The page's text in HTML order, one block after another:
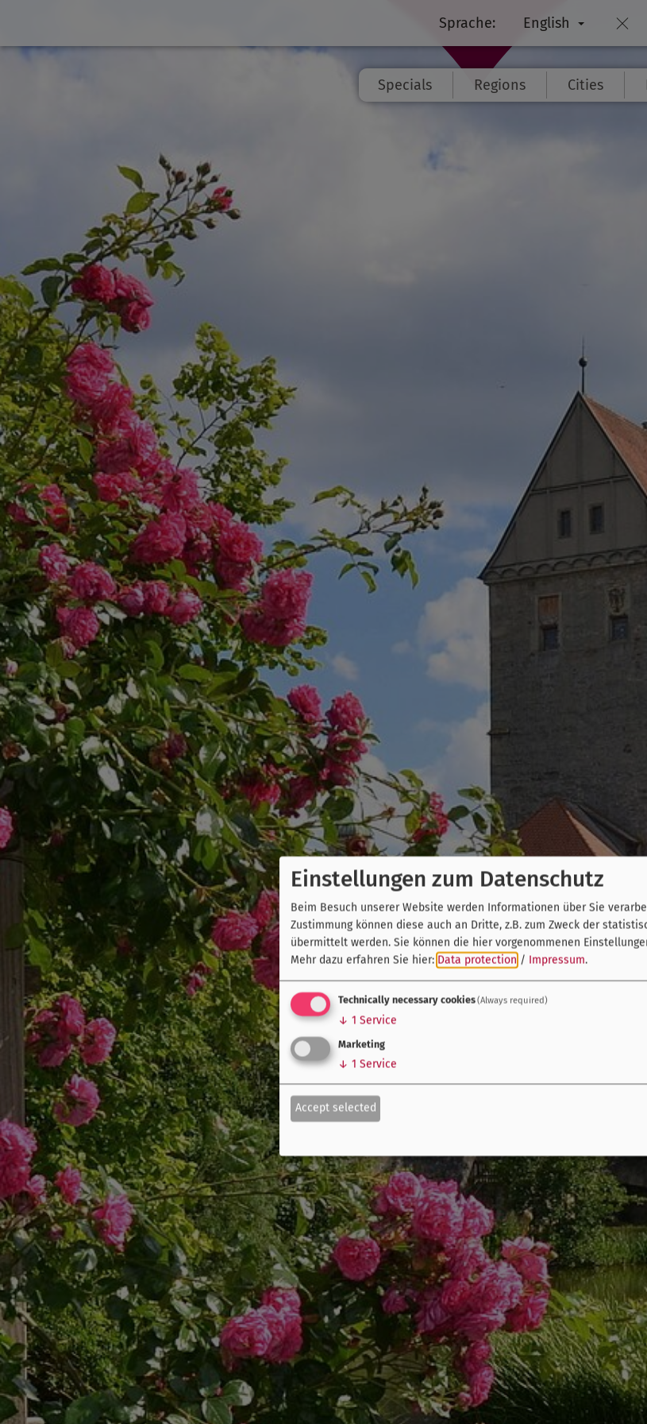
Sprache: English
Specials Regions Cities
Einstellungen zum Datenschutz
Beim Besuch unserer Website werden Informationen über Sie
Zustimmung können diese auch an Dritte, z.B. zum Zweck der
übermittelt werden. Sie können die hier vorgenommenen
Mehr dazu erfahren Sie hier: Data protection / Impressum.
Technically necessary cookies(Always required)
↓ 1 Service
Marketing
↓ 1 Service
Accept selected